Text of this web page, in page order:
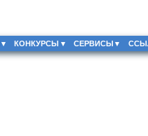
КОНКУРСЫ СЕРВИСЫ